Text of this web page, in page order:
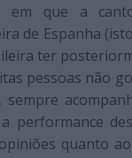
em que a
de Espanha
ter
pessoas não
performance
quanto